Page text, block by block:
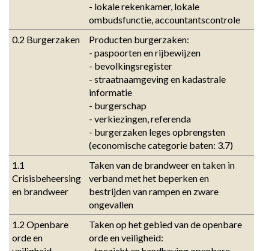
- lokale rekenkamer, lokale
ombudsfunctie, accountantscontrole
0.2 Burgerzaken
Producten burgerzaken:
- paspoorten en rijbewijzen
- bevolkingsregister
- straatnaamgeving en kadastrale
informatie
- burgerschap
- verkiezingen, referenda
- burgerzaken leges opbrengsten
(economische categorie baten: 3.7)
1.1
Crisisbeheersing
en brandweer
Taken van de brandweer en taken in
verband met het beperken en
bestrijden van rampen en zware
ongevallen
1.2 Openbare
orde en
Taken op het gebied van de openbare
orde en veiligheid: